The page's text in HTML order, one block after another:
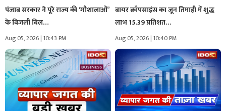
पंजाब सरकार ने पूरे राज्य की ‘गौशालाओं’
के बिजली बिल…
Aug 05, 2026 | 10:43 PM
बायर क्रॉपसाइंस का जून तिमाही में शुद्ध
लाभ 15.39 प्रतिशत…
Aug 05, 2026 | 10:40 PM